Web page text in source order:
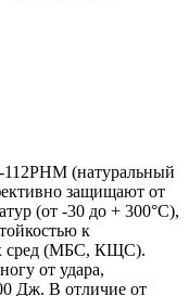
(натуральный
защищают от
(от -30 до + 300°С),
к
сред (МБС, КЩС).
от удара,
Дж. В отличие от